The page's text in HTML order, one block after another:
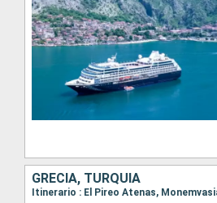
GRECIA, TURQUÍA
Itinerario : El Pireo Atenas,